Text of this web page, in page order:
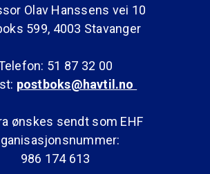
Olav Hanssens vei 10
599, 4003 Stavanger
51 87 32 00
postboks@havtil.no
ønskes sendt som EHF
986 174 613